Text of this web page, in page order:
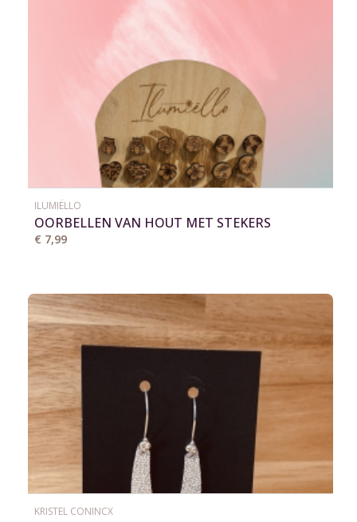
ILUMIËLLO
OORBELLEN VAN HOUT MET STEKERS
€ 7,99
KRISTEL CONINCX